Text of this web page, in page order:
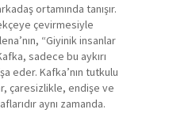
ortamında tanışır.
çevirmesiyle
“Giyinik insanlar
sadece bu aykırı
eder. Kafka’nın tutkulu
çaresizlikle, endişe ve
aynı zamanda.